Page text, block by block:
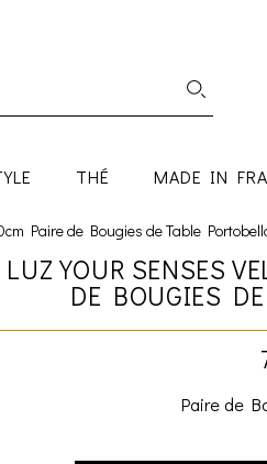
THÉ MADE IN
Paire de Bougies de Table
LUZ YOUR SENSES
DE BOUGIES
Paire de